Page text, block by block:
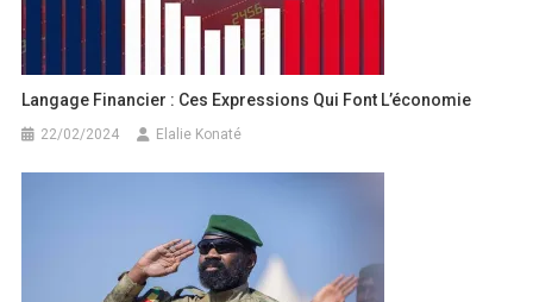
Langage Financier : Ces Expressions Qui Font L’économie
22/02/2024 Elalie Konaté